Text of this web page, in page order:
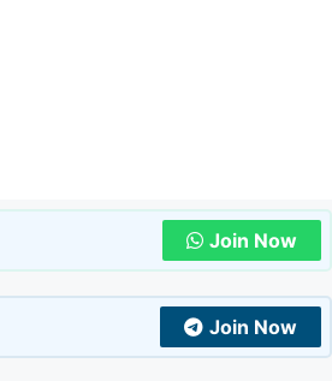
| आज का
मौसम की जानकारी
Join Now
Join Now